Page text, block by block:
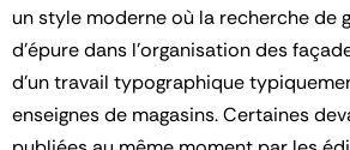
un style moderne où la recherche de
d'épure dans l'organisation des
d'un travail typographique
enseignes de magasins. Certaines